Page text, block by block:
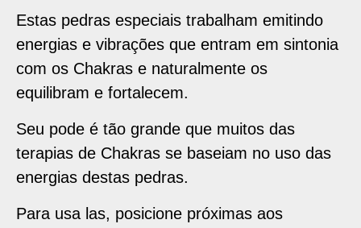
Estas pedras especiais trabalham emitindo
energias e vibrações que entram em sintonia
com os Chakras e naturalmente os
equilibram e fortalecem.
Seu pode é tão grande que muitos das
terapias de Chakras se baseiam no uso das
energias destas pedras.
Para usa las, posicione próximas aos